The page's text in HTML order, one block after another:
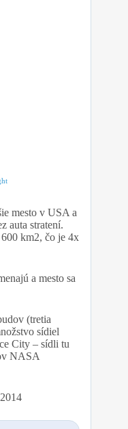
mesto v USA a
auta stratení.
600 km2, čo je 4x
a mesto sa
(tretia
sídiel
City – sídli tu
NASA